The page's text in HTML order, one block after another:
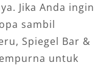
Jika Anda ingin
sambil
Spiegel Bar &
untuk